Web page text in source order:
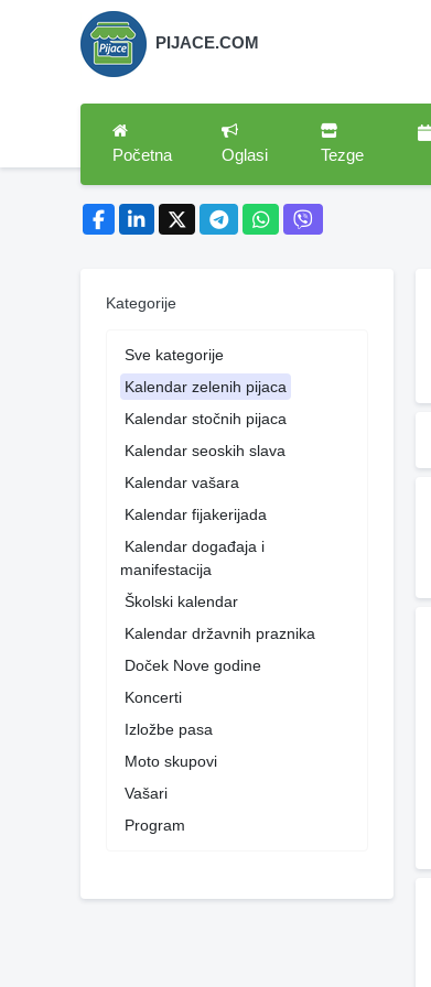
PIJACE.COM
Početna Oglasi Tezge
Kategorije
Sve kategorije
Kalendar zelenih pijaca
Kalendar stočnih pijaca
Kalendar seoskih slava
Kalendar vašara
Kalendar fijakerijada
Kalendar događaja i
manifestacija
Školski kalendar
Kalendar državnih praznika
Doček Nove godine
Koncerti
Izložbe pasa
Moto skupovi
Vašari
Program